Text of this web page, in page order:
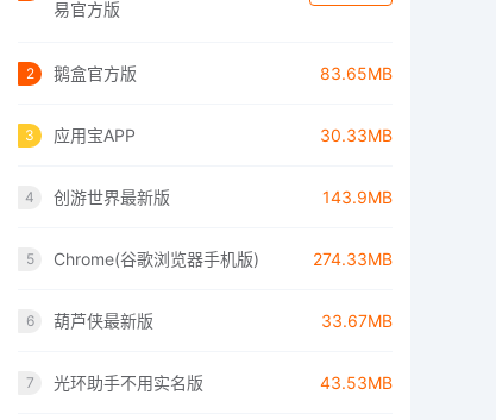
2 鹅盒官方版 83.65MB
3 应用宝APP 30.33MB
4 创游世界最新版 143.9MB
5 Chrome(谷歌浏览器手机版) 274.33MB
6 葫芦侠最新版 33.67MB
7 光环助手不用实名版 43.53MB